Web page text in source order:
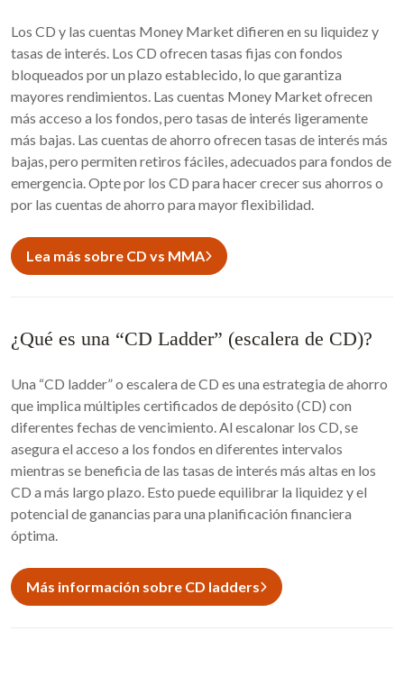
Los CD y las cuentas Money Market difieren en su liquidez y
tasas de interés. Los CD ofrecen tasas fijas con fondos
bloqueados por un plazo establecido, lo que garantiza
mayores rendimientos. Las cuentas Money Market ofrecen
más acceso a los fondos, pero tasas de interés ligeramente
más bajas. Las cuentas de ahorro ofrecen tasas de interés más
bajas, pero permiten retiros fáciles, adecuados para fondos de
emergencia. Opte por los CD para hacer crecer sus ahorros o
por las cuentas de ahorro para mayor flexibilidad.
Lea más sobre CD vs MMA
¿Qué es una “CD Ladder” (escalera de CD)?
Una “CD ladder” o escalera de CD es una estrategia de ahorro
que implica múltiples certificados de depósito (CD) con
diferentes fechas de vencimiento. Al escalonar los CD, se
asegura el acceso a los fondos en diferentes intervalos
mientras se beneficia de las tasas de interés más altas en los
CD a más largo plazo. Esto puede equilibrar la liquidez y el
potencial de ganancias para una planificación financiera
óptima.
Más información sobre CD ladders